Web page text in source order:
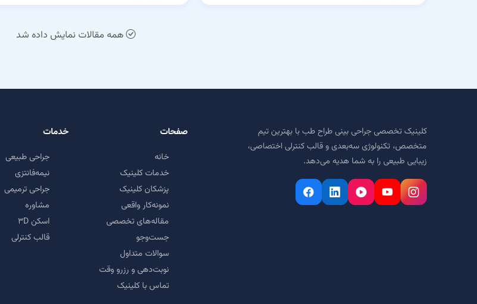
همه مقالات نمایش داده شد
کلینیک تخصصی جراحی بینی طراح طب با بهترین تیم
متخصص، تکنولوژی سه‌بعدی و قالب کنترلی اختصاصی،
زیبایی طبیعی را به شما هدیه می‌دهد.
صفحات
خانه
خدمات کلینیک
پزشکان کلینیک
نمونه‌کار واقعی
مقاله‌های تخصصی
جست‌وجو
سوالات متداول
نوبت‌دهی و رزرو وقت
تماس با کلینیک
خدمات
جراحی طبیعی
نیمه‌فانتزی
جراحی ترمیمی
مشاوره
اسکن ۳D
قالب کنترلی